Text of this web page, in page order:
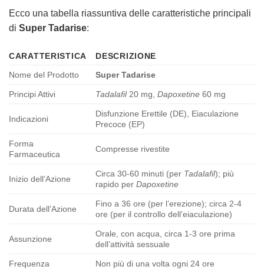
Ecco una tabella riassuntiva delle caratteristiche principali
di Super Tadarise:
CARATTERISTICA
DESCRIZIONE
Nome del Prodotto
Super Tadarise
Principi Attivi Tadalafil20 mg,Dapoxetine 60 mg
Indicazioni
Disfunzione Erettile (DE), Eiaculazione
Precoce (EP)
Forma
Farmaceutica
Compresse rivestite
Inizio dell’Azione
Circa 30-60 minuti (per Tadalafil); più
rapido perDapoxetine
Durata dell’Azione
Fino a 36 ore (per l’erezione); circa 2-4
ore (per il controllo dell’eiaculazione)
Assunzione
Orale, con acqua, circa 1-3 ore prima
dell’attività sessuale
Frequenza Non più di una volta ogni 24 ore